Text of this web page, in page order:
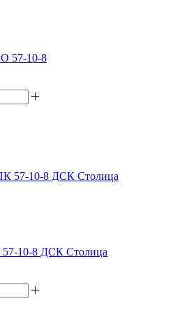
57-10-8
10-8 ДСК Столица